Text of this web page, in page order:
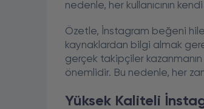
nedenle, her kullanıcının
Özetle, İnstagram beğeni
kaynaklardan bilgi almak
gerçek takipçiler
önemlidir. Bu nedenle, her
Yüksek Kaliteli